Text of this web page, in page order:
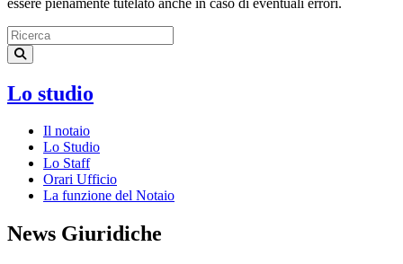
Lo studio
Il notaio
Lo Studio
Lo Staff
Orari Ufficio
La funzione del Notaio
News Giuridiche